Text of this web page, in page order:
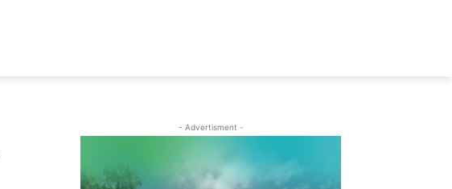
- Advertisment -